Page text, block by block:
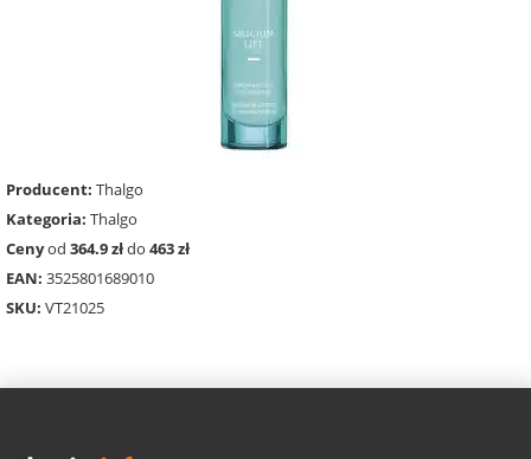
Producent: Thalgo
Kategoria: Thalgo
Cenyod 364.9 złdo 463 zł
EAN: 3525801689010
SKU: VT21025